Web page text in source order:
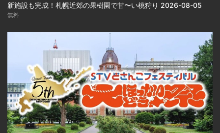
新施設も完成！札幌近郊の果樹園で甘〜い桃狩り 2026-08-05
無料